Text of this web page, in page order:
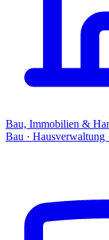
Bau, Immobilien &
Bau · Hausverwaltung